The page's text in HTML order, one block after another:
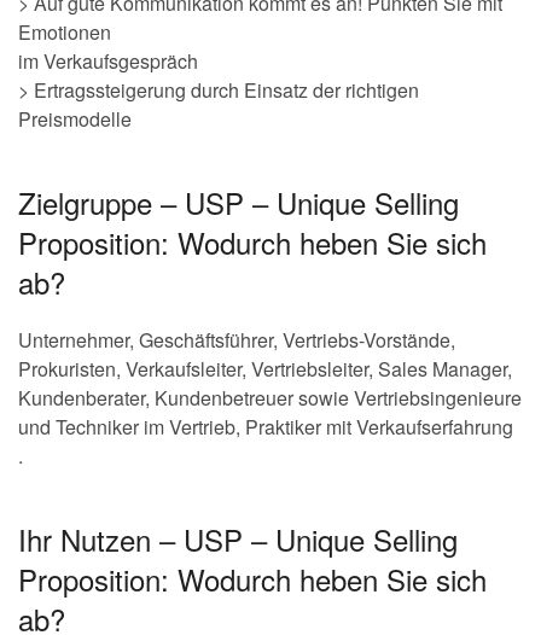
Emotionen
im Verkaufsgespräch
> Ertragssteigerung durch Einsatz der richtigen
Preismodelle
Zielgruppe – USP – Unique Selling
Proposition: Wodurch heben Sie sich
ab?
Unternehmer, Geschäftsführer, Vertriebs-Vorstände,
Prokuristen, Verkaufsleiter, Vertriebsleiter, Sales Manager,
Kundenberater, Kundenbetreuer sowie Vertriebsingenieure
und Techniker im Vertrieb, Praktiker mit Verkaufserfahrung
.
Ihr Nutzen – USP – Unique Selling
Proposition: Wodurch heben Sie sich
ab?